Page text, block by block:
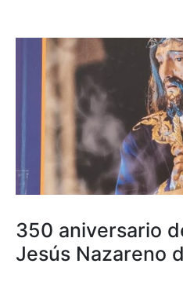
350 aniversario
Jesús Nazareno